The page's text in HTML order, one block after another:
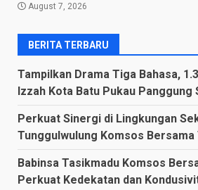
August 7, 2026
BERITA TERBARU
Tampilkan Drama Tiga Bahasa,
Izzah Kota Batu Pukau Panggung
Perkuat Sinergi di Lingkungan
Tunggulwulung Komsos
Babinsa Tasikmadu Komsos
Perkuat Kedekatan dan